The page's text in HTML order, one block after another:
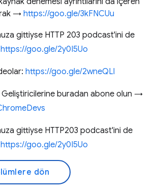
→ https://goo.gle/3kFNCUu
gittiyse HTTP 203 podcast'ini de
https://goo.gle/2y0I5Uo
https://goo.gle/2wneQLl
buradan abone olun →
gittiyse HTTP203 podcast'ini de
https://goo.gle/2y0I5Uo
dön